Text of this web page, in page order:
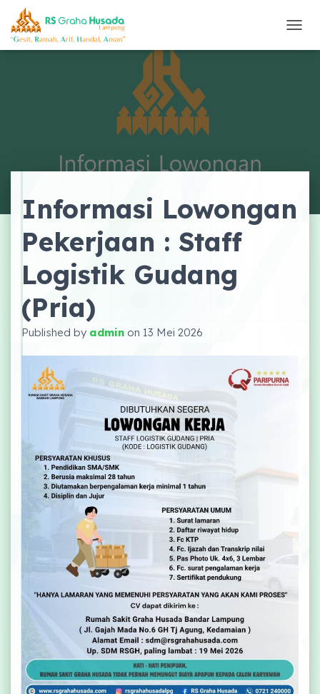
O
G
Informasi Lowongan
Pekerjaan : Staff
Logistik Gudang
(Pria)
Published by admin on 13 Mei 2026